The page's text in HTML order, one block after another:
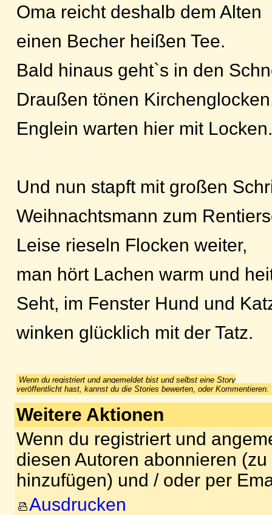
Oma reicht deshalb dem Alten
einen Becher heißen Tee.
Bald hinaus geht`s in den
Draußen tönen
Englein warten hier mit Locken.
Und nun stapft mit großen
Weihnachtsmann zum
Leise rieseln Flocken weiter,
man hört Lachen warm und
Seht, im Fenster Hund und
winken glücklich mit der Tatz.
Wenn du registriert und angemeldet bist und selbst eine Story
veröffentlicht hast, kannst du die Stories bewerten, oder Kommentieren.
Weitere Aktionen
Wenn du registriert und
diesen Autoren abonnieren
hinzufügen) und / oder per
Ausdrucken